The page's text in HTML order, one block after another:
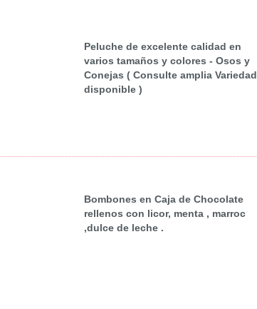
Peluche de excelente calidad en
varios tamaños y colores - Osos y
Conejas ( Consulte amplia Variedad
disponible )
Bombones en Caja de Chocolate
rellenos con licor, menta , marroc
,dulce de leche .